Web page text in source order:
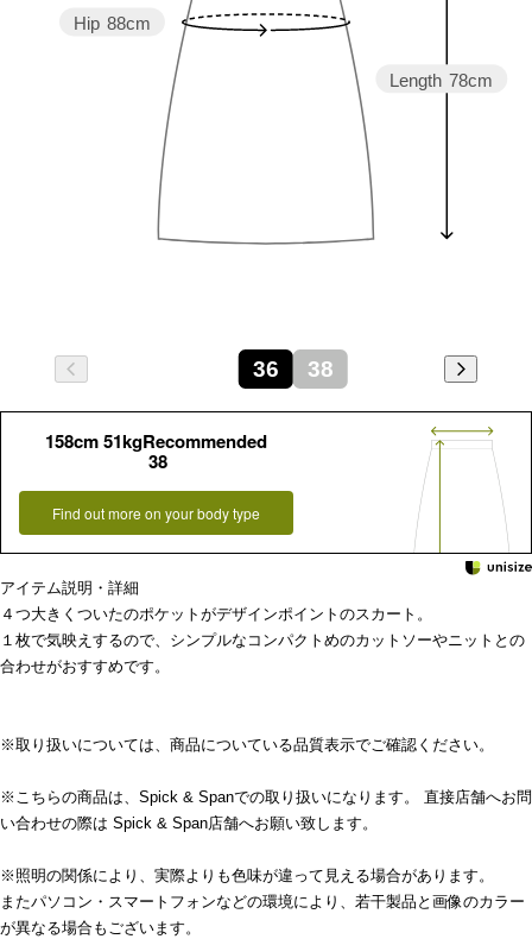
Length 78cm
Hip 88cm
36 38
158cm 51kgRecommended
38
Find out more on your body type
アイテム説明・詳細
４つ大きくついたのポケットがデザインポイントのスカート。
１枚で気映えするので、シンプルなコンパクトめのカットソーやニットとの
合わせがおすすめです。
※取り扱いについては、商品についている品質表示でご確認ください。
※こちらの商品は、Spick & Spanでの取り扱いになります。 直接店舗へお問
い合わせの際は Spick & Span店舗へお願い致します。
※照明の関係により、実際よりも色味が違って見える場合があります。
またパソコン・スマートフォンなどの環境により、若干製品と画像のカラー
が異なる場合もございます。